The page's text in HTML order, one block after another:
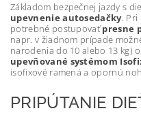
Základom bezpečnej jazdy s
upevnenie autosedačky. Pri
potrebné postupovaťpresne
napr. v žiadnom prípade
narodenia do 10 alebo 13 kg)
upevňované systémom
isofixové ramená a opornú
PRIPÚTANIE